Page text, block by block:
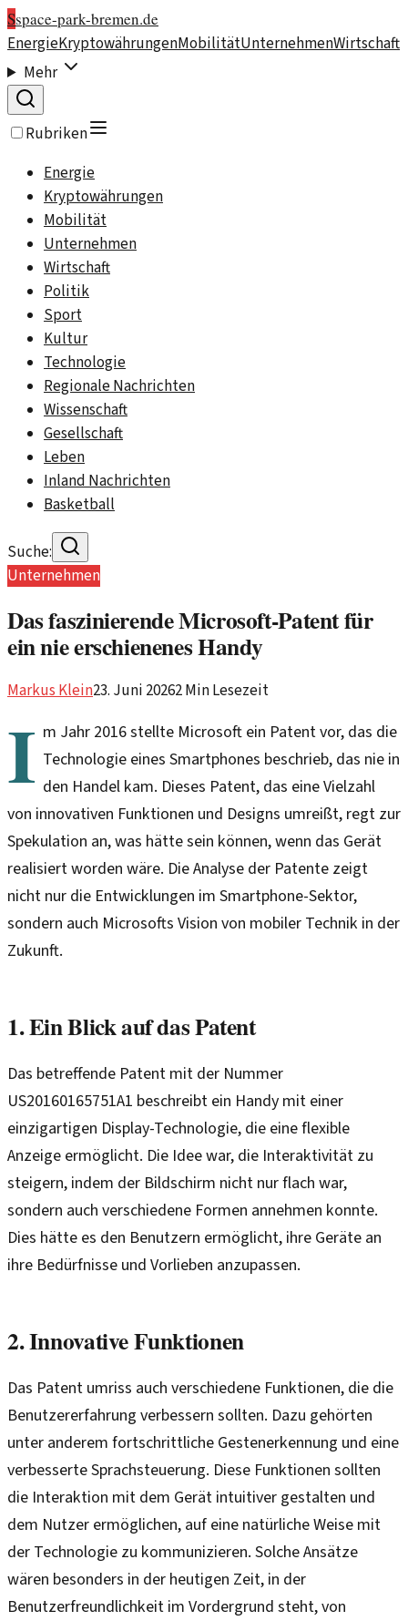
Sspace-park-bremen.de
EnergieKryptowährungenMobilitätUnternehmenWirtschaft
Mehr
Rubriken
Energie
Kryptowährungen
Mobilität
Unternehmen
Wirtschaft
Politik
Sport
Kultur
Technologie
Regionale Nachrichten
Wissenschaft
Gesellschaft
Leben
Inland Nachrichten
Basketball
Suche:
Unternehmen
Das faszinierende Microsoft-Patent für
ein nie erschienenes Handy
Markus Klein23. Juni 20262Min Lesezeit
I m Jahr 2016 stellte Microsoft ein Patent vor, das die
Technologie eines Smartphones beschrieb, das nie in
den Handel kam. Dieses Patent, das eine Vielzahl
von innovativen Funktionen und Designs umreißt, regt zur
Spekulation an, was hätte sein können, wenn das Gerät
realisiert worden wäre. Die Analyse der Patente zeigt
nicht nur die Entwicklungen im Smartphone-Sektor,
sondern auch Microsofts Vision von mobiler Technik in der
Zukunft.
1. Ein Blick auf das Patent
Das betreffende Patent mit der Nummer
US20160165751A1 beschreibt ein Handy mit einer
einzigartigen Display-Technologie, die eine flexible
Anzeige ermöglicht. Die Idee war, die Interaktivität zu
steigern, indem der Bildschirm nicht nur flach war,
sondern auch verschiedene Formen annehmen konnte.
Dies hätte es den Benutzern ermöglicht, ihre Geräte an
ihre Bedürfnisse und Vorlieben anzupassen.
2. Innovative Funktionen
Das Patent umriss auch verschiedene Funktionen, die die
Benutzererfahrung verbessern sollten. Dazu gehörten
unter anderem fortschrittliche Gestenerkennung und eine
verbesserte Sprachsteuerung. Diese Funktionen sollten
die Interaktion mit dem Gerät intuitiver gestalten und
dem Nutzer ermöglichen, auf eine natürliche Weise mit
der Technologie zu kommunizieren. Solche Ansätze
wären besonders in der heutigen Zeit, in der
Benutzerfreundlichkeit im Vordergrund steht, von